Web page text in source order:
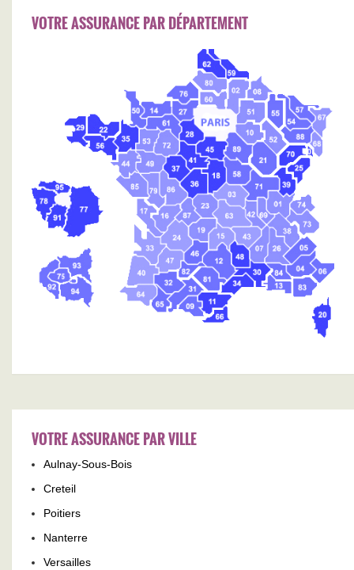
VOTRE ASSURANCE PAR DÉPARTEMENT
VOTRE ASSURANCE PAR VILLE
Aulnay-Sous-Bois
Creteil
Poitiers
Nanterre
Versailles